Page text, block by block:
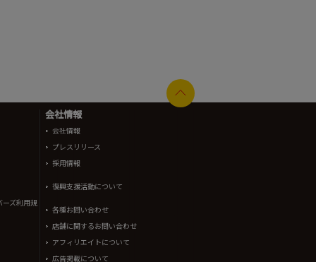
ーズ利用規
会社情報
会社情報
プレスリリース
採用情報
復興支援活動について
各種お問い合わせ
店舗に関するお問い合わせ
アフィリエイトについて
広告掲載について